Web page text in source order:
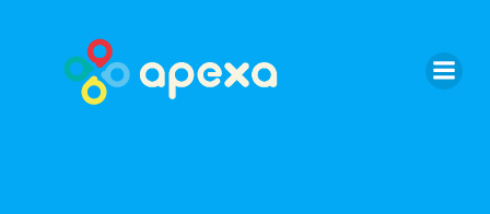
content